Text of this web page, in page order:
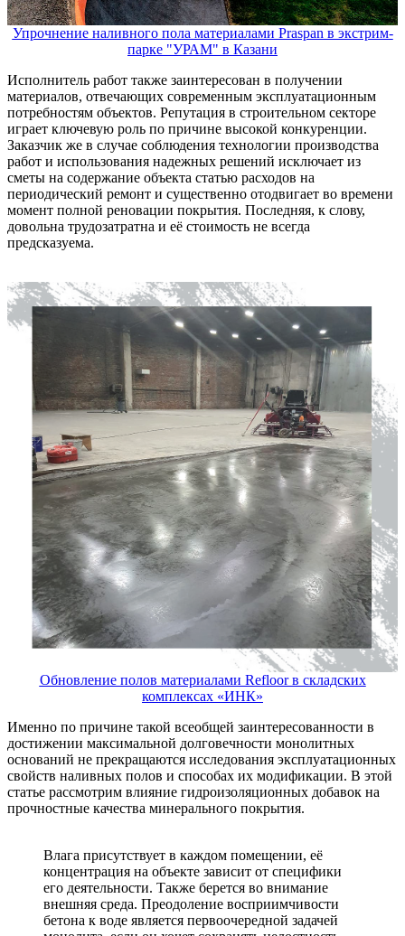
Упрочнение наливного пола материалами Praspan в экстрим-
парке "УРАМ" в Казани
Исполнитель работ также заинтересован в получении
материалов, отвечающих современным эксплуатационным
потребностям объектов. Репутация в строительном секторе
играет ключевую роль по причине высокой конкуренции.
Заказчик же в случае соблюдения технологии производства
работ и использования надежных решений исключает из
сметы на содержание объекта статью расходов на
периодический ремонт и существенно отодвигает во времени
момент полной реновации покрытия. Последняя, к слову,
довольна трудозатратна и её стоимость не всегда
предсказуема.
Обновление полов материалами Refloor в складских
комплексах «ИНК»
Именно по причине такой всеобщей заинтересованности в
достижении максимальной долговечности монолитных
оснований не прекращаются исследования эксплуатационных
свойств наливных полов и способах их модификации. В этой
статье рассмотрим влияние гидроизоляционных добавок на
прочностные качества минерального покрытия.
Влага присутствует в каждом помещении, её
концентрация на объекте зависит от специфики
его деятельности. Также берется во внимание
внешняя среда. Преодоление восприимчивости
бетона к воде является первоочередной задачей